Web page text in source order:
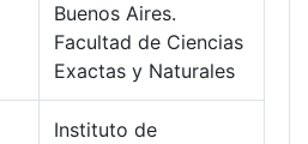
Buenos Aires.
Facultad de Ciencias
Exactas y Naturales
Instituto de